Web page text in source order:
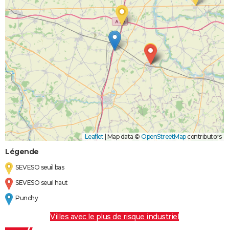
Leaflet Map data © OpenStreetMapcontributors
Légende
SEVESO seuil bas
SEVESO seuil haut
Punchy
Villes avec le plus de risque industriel